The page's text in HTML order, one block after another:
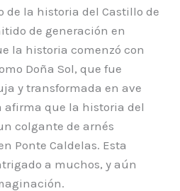
de la historia del Castillo de
de generación en
la historia comenzó con
Doña Sol, que fue
y transformada en ave
afirma que la historia del
colgante de arnés
Ponte Caldelas. Esta
a muchos, y aún